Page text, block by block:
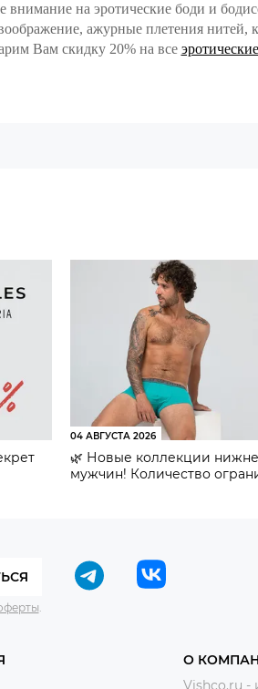
на эротические боди и
ажурные плетения нитей,
Вам скидку 20% на все
04 АВГУСТА 2026
🌿 Новые коллекции
мужчин! Количество
О
Vishco.ru -